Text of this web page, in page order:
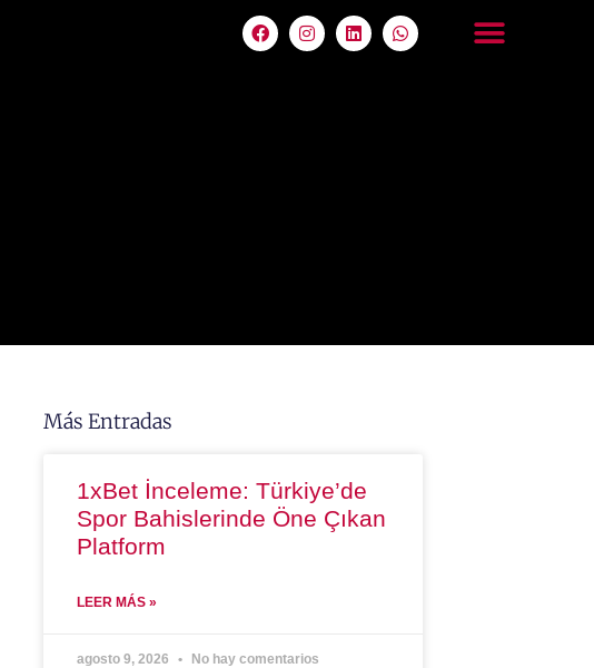
Más Entradas
1xBet İnceleme: Türkiye’de
Spor Bahislerinde Öne Çıkan
Platform
LEER MÁS »
agosto 9, 2026 No hay comentarios